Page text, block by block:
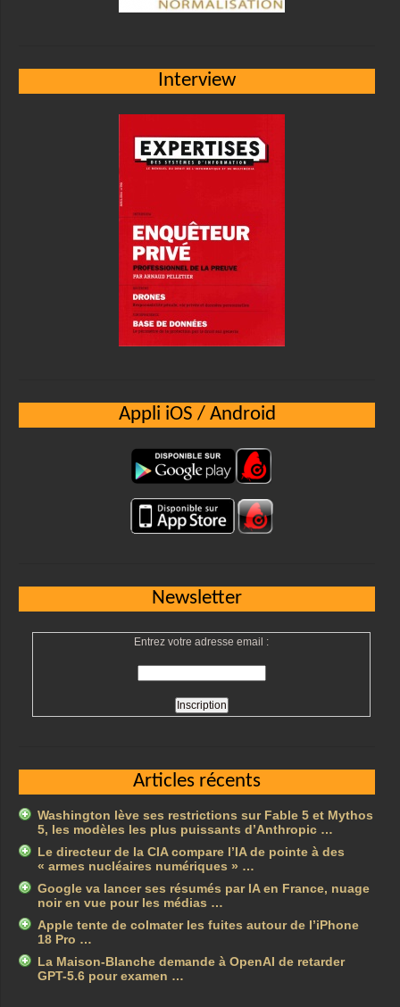
Interview
Appli iOS / Android
Newsletter
Entrez votre adresse email :
Articles récents
Washington lève ses restrictions sur Fable 5 et Mythos
5, les modèles les plus puissants d’Anthropic …
Le directeur de la CIA compare l’IA de pointe à des
« armes nucléaires numériques » …
Google va lancer ses résumés par IA en France, nuage
noir en vue pour les médias …
Apple tente de colmater les fuites autour de l’iPhone
18 Pro …
La Maison-Blanche demande à OpenAI de retarder
GPT-5.6 pour examen …